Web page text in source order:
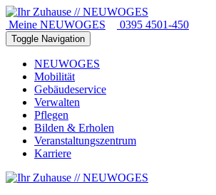
Meine NEUWOGES 0395 4501-450
Toggle Navigation
NEUWOGES
Mobilität
Gebäudeservice
Verwalten
Pflegen
Bilden & Erholen
Veranstaltungszentrum
Karriere